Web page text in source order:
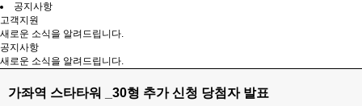
공지사항
고객지원
새로운 소식을 알려드립니다.
공지사항
새로운 소식을 알려드립니다.
가좌역 스타타워 _30형 추가 신청 당첨자 발표